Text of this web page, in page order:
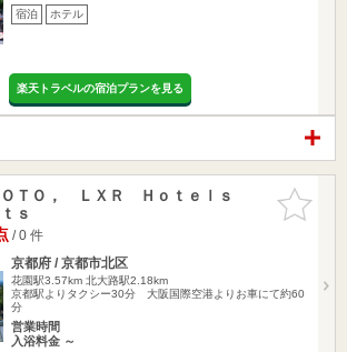
宿泊 ホテル
楽天トラベルの宿泊プランを見る
お気に入
りに追加
ＴＯ， ＬＸＲ Ｈｏｔｅｌｓ
ｓ
/ 0 件
京都府 / 京都市北区
花園駅3.57km 北大路駅2.18km
京都駅よりタクシー30分 大阪国際空港よりお車にて約60
分
営業時間
入浴料金 ～